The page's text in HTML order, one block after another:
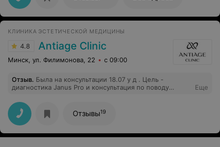
добавить в список избранных на будущее, жизнь-то
длинная... особенно с такими специалистами
КЛИНИКА ЭСТЕТИЧЕСКОЙ МЕДИЦИНЫ
4.8 Antiage Clinic
Минск, ул. Филимонова, 22 с 09:00
Отзыв. Была на консультации 18.07 у д . Цель -
диагностика Janus Pro и консультация по поводу
компьютере не показали результаты диагностики, а с
собой дали ч/б распечатку с диагнозом розацеа,
который я и сама знала. Для сравнения привожу цитату
с сайта о том, что я должна была получить "Врач
подробно объясняет результаты анализа, показывает
Еще
Отзывы19